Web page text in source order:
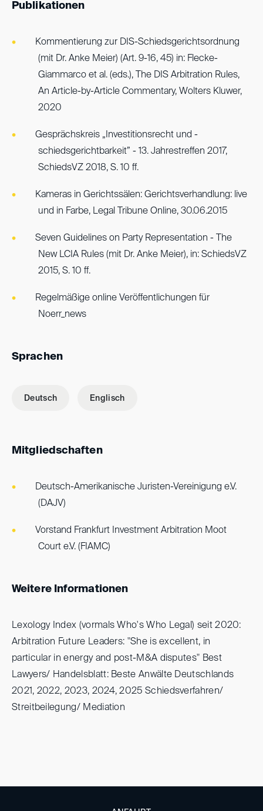
Publikationen
Kommentierung zur DIS-Schiedsgerichtsordnung
(mit Dr. Anke Meier) (Art. 9-16, 45) in: Flecke-
Giammarco et al. (eds.), The DIS Arbitration Rules,
An Article-by-Article Commentary, Wolters Kluwer,
2020
Gesprächskreis „Investitionsrecht und -
schiedsgerichtbarkeit” - 13. Jahrestreffen 2017,
SchiedsVZ 2018, S. 10 ff.
Kameras in Gerichtssälen: Gerichtsverhandlung: live
und in Farbe, Legal Tribune Online, 30.06.2015
Seven Guidelines on Party Representation - The
New LCIA Rules (mit Dr. Anke Meier), in: SchiedsVZ
2015, S. 10 ff.
Regelmäßige online Veröffentlichungen für
Noerr_news
Sprachen
Deutsch Englisch
Mitgliedschaften
Deutsch-Amerikanische Juristen-Vereinigung e.V.
(DAJV)
Vorstand Frankfurt Investment Arbitration Moot
Court e.V. (FIAMC)
Weitere Informationen
Lexology Index (vormals Who's Who Legal) seit 2020:
Arbitration Future Leaders: "She is excellent, in
particular in energy and post-M&A disputes" Best
Lawyers/ Handelsblatt: Beste Anwälte Deutschlands
2021, 2022, 2023, 2024, 2025 Schiedsverfahren/
Streitbeilegung/ Mediation